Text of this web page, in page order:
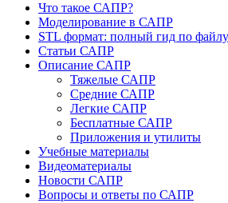
Что такое САПР?
Моделирование в САПР
STL формат: полный гид по файлу
Статьи САПР
Описание САПР
Тяжелые САПР
Средние САПР
Легкие САПР
Бесплатные САПР
Приложения и утилиты
Учебные материалы
Видеоматериалы
Новости САПР
Вопросы и ответы по САПР